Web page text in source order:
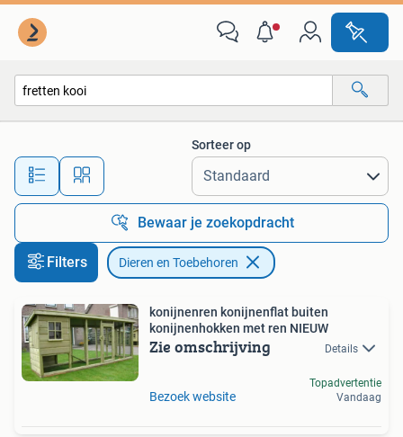
Alle afstanden…
Sorteer op
Bewaar je zoekopdracht
Filters Dieren en Toebehoren
konijnenren konijnenflat buiten
konijnenhokken met ren NIEUW
Zie omschrijving Details
Bezoek website
Topadvertentie
Vandaag